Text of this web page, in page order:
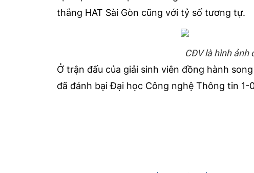
thắng HAT Sài Gòn cũng với tỷ số tương tự.
CĐV là hình ảnh
Ở trận đấu của giải sinh viên đồng hành
đã đánh bại Đại học Công nghệ Thông tin 1-